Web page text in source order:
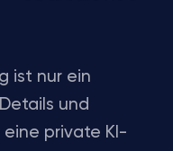
ist nur ein
und
eine private KI-